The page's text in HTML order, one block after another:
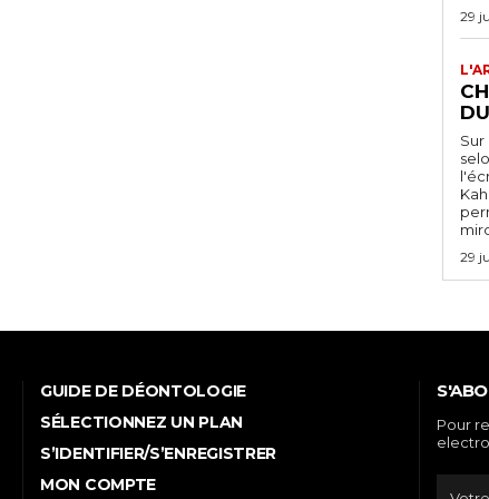
29
29
GUIDE DE DÉONTOLOGIE
SÉLECTIONNEZ UN PLAN
S’IDENTIFIER/S’ENREGISTRER
MON COMPTE
Pour